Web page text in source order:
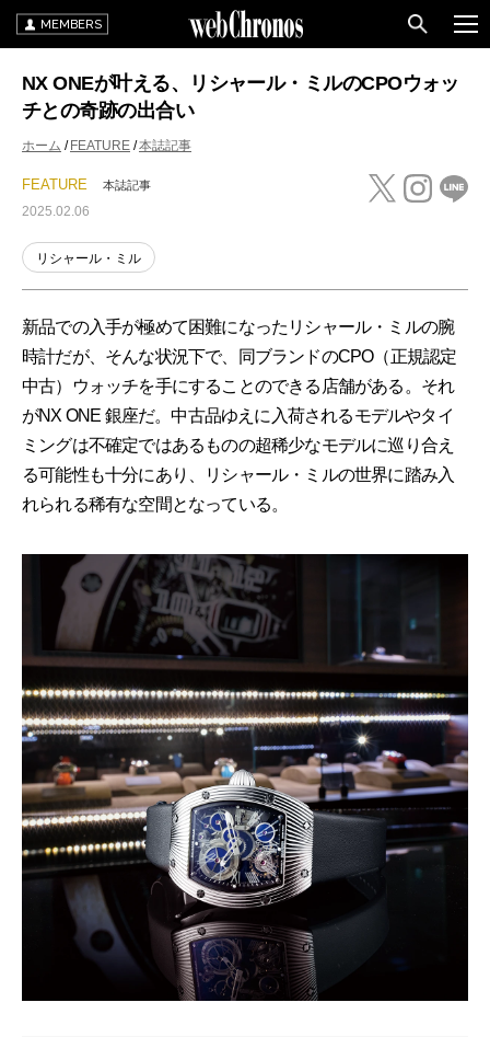
MEMBERS
NX ONEが叶える、リシャール・ミルのCPOウォッ
チとの奇跡の出合い
ホーム FEATURE 本誌記事
FEATURE 本誌記事
2025.02.06
リシャール・ミル
新品での入手が極めて困難になったリシャール・ミルの腕
時計だが、そんな状況下で、同ブランドのCPO（正規認定
中古）ウォッチを手にすることのできる店舗がある。それ
がNX ONE 銀座だ。中古品ゆえに入荷されるモデルやタイ
ミングは不確定ではあるものの超稀少なモデルに巡り合え
る可能性も十分にあり、リシャール・ミルの世界に踏み入
れられる稀有な空間となっている。